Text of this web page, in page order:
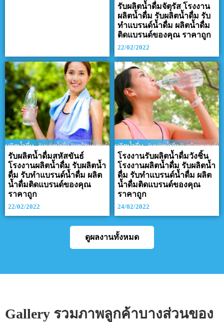
รับผลิตน้ำดื่มจัตุรัส โรงงาน
ผลิตน้ำดื่ม รับผลิตน้ำดื่ม รับ
ทำแบรนด์น้ำดื่ม ผลิตน้ำดื่ม
ติดแบรนด์ของคุณ ราคาถูก
22/02/2022
รับผลิตน้ำดื่มสหัสขันธ์
โรงงานผลิตน้ำดื่ม รับผลิตน้ำ
ดื่ม รับทำแบรนด์น้ำดื่ม ผลิต
น้ำดื่มติดแบรนด์ของคุณ
ราคาถูก
22/02/2022
โรงงานรับผลิตน้ำดื่มวังชิ้น
โรงงานผลิตน้ำดื่ม รับผลิตน้ำ
ดื่ม รับทำแบรนด์น้ำดื่ม ผลิต
น้ำดื่มติดแบรนด์ของคุณ
ราคาถูก
24/02/2022
ดูผลงานทั้งหมด
Gallery รวมภาพลูกค้าบางส่วนของ